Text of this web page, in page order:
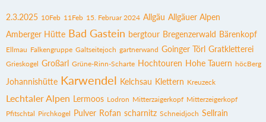
2.3.2025 10Feb 11Feb 15. Februar 2024 Allgäu Allgäuer Alpen
Amberger Hütte Bad Gastein bergtour Bregenzerwald Bärenkopf
Ellmau Falkengruppe Galtseitejoch gartnerwand Goinger Törl Gratkletterei
Grieskogel Großarl Grüne-Rinn-Scharte Hochtouren Hohe Tauern höcBerg
Johannishütte Karwendel Kelchsau Klettern Kreuzeck
Lechtaler Alpen Lermoos Lodron Mitterzaigerkopf Mitterzeigerkopf
Pfitschtal Pirchkogel Pulver Rofan scharnitz Schneidjoch Sellrain